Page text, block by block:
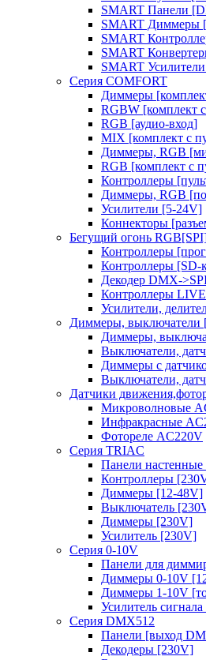
SMART Панели
SMART Диммеры
SMART
SMART
SMART
Серия COMFORT
Диммеры
RGBW [комплект
RGB [аудио-вход]
MIX [комплект с
Диммеры, RGB
RGB [комплект с
Контроллеры
Диммеры, RGB
Усилители [5-24V]
Коннекторы
Бегущий огонь
Контроллеры
Контроллеры [SD-
Декодер DMX-
Контроллеры
Усилители,
Диммеры, выключатели
Диммеры,
Выключатели,
Диммеры с
Выключатели,
Датчики
Микроволновые
Инфракрасные
Фотореле AC220V
Серия TRIAC
Панели
Контроллеры
Диммеры [12-48V]
Выключатель
Диммеры [230V]
Усилитель [230V]
Серия 0-10V
Панели для
Диммеры 0-10V
Диммеры 1-10V
Усилитель
Серия DMX512
Панели [выход
Декодеры [230V]